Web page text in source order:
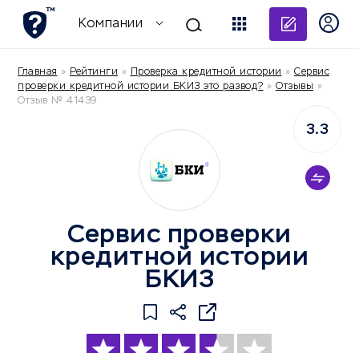
Компании
Главная » Рейтинги » Проверка кредитной истории » Сервис
проверки кредитной истории БКИ3 это развод? » Отзывы »
Отзыв № 41439
Сервис проверки
кредитной истории
БКИ3
3.3